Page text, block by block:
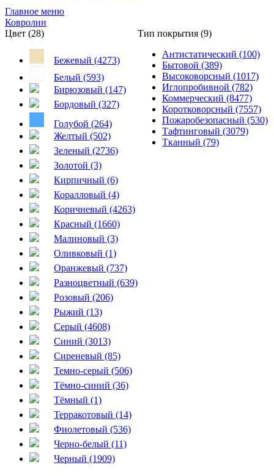
Главное меню
Ковролин
Цвет (28)
Бежевый (4273)
Белый (593)
Бирюзовый (147)
Бордовый (327)
Голубой (264)
Желтый (502)
Зеленый (2736)
Золотой (3)
Кирпичный (6)
Коралловый (4)
Коричневый (4263)
Красный (1660)
Малиновый (3)
Оливковый (1)
Оранжевый (737)
Разноцветный (639)
Розовый (206)
Рыжий (13)
Серый (4608)
Синий (3013)
Сиреневый (85)
Темно-серый (506)
Тёмно-синий (36)
Тёмный (1)
Терракотовый (14)
Фиолетовый (536)
Черно-белый (11)
Черный (1909)
Тип покрытия (9)
Антистатический (100)
Бытовой (389)
Высоковорсный (1017)
Иглопробивной (782)
Коммерческий (8477)
Коротковорсный (7557)
Пожаробезопасный (530)
Тафтинговый (3079)
Тканный (79)